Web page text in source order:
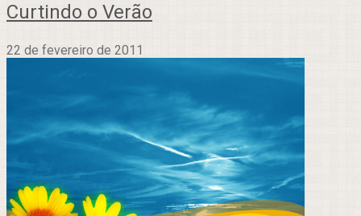
Curtindo o Verão
22 de fevereiro de 2011